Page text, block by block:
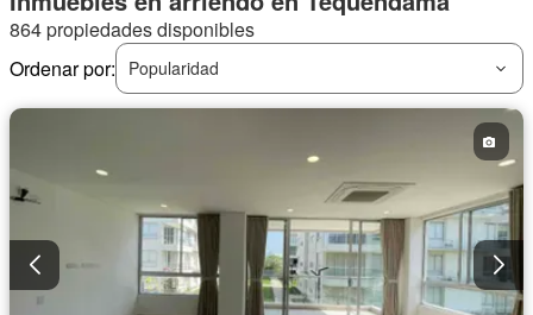
864 propiedades disponibles
Ordenar por:
Popularidad